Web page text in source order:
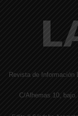
Revista de Información
C/Alhemas 10,